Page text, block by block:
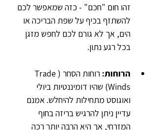
זהו חום "חכם" - כזה שמאפשר לכם
להשתזף בכיף על שפת הבריכה או
הים, אך לא גורם לכם לחפש מזגן
בכל רגע נתון.
הרוחות:
רוחות הסחר (Trade
Winds) שהיו דומיננטיות ביולי
ואוגוסט מתחילות להיחלש. אמנם
עדיין ניתן להרגיש בריזה בחוף
המזרחי, אך היא הרבה יותר רכה